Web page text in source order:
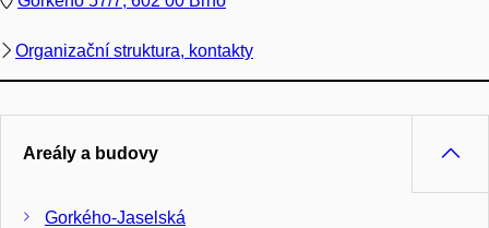
Organizační struktura, kontakty
Areály a budovy
Gorkého-Jaselská